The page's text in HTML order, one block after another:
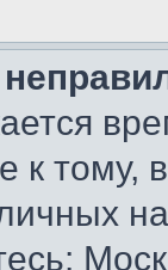
к тому,